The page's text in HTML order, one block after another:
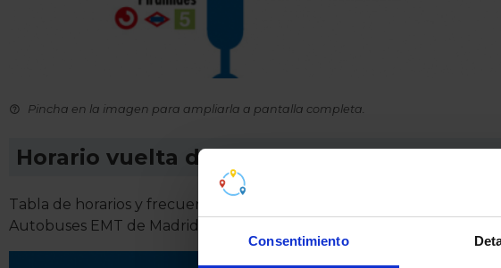
Consentimiento
Pincha en la imagen para ampliarla a pantalla completa.
Horario vuelta de Línea 116
Tabla de horarios y frecuencias de paso en sentido vuelta Línea 116:
Autobuses EMT de Madrid.